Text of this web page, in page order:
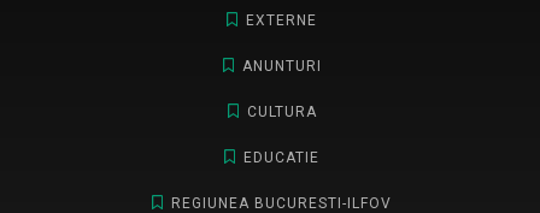
EXTERNE
ANUNTURI
CULTURA
EDUCATIE
REGIUNEA BUCURESTI-ILFOV